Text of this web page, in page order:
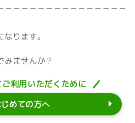
－－－－－－－－－－－－－－－
ります。
みませんか？
利用いただくために
めての方へ